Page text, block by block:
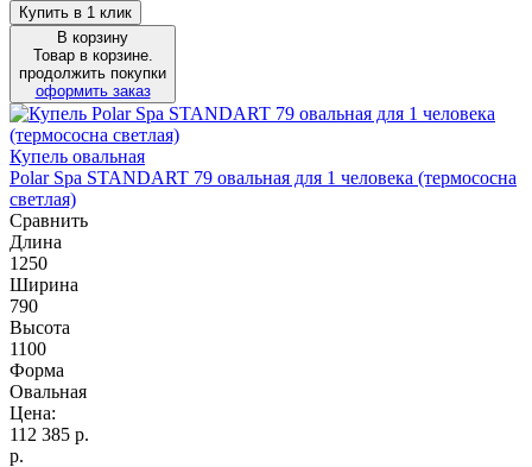
Купить в 1 клик
В корзину
Товар в корзине.
продолжить покупки
оформить заказ
Купель овальная
Polar Spa STANDART 79 овальная для 1 человека (термососна
светлая)
Сравнить
Длина
1250
Ширина
790
Высота
1100
Форма
Овальная
Цена:
112 385 р.
р.